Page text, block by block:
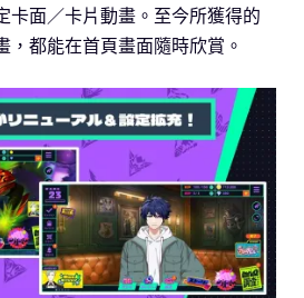
卡面／卡片動畫。至今所獲得的
，都能在首頁畫面隨時欣賞。